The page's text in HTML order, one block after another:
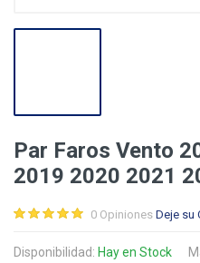
Par Faros Vento
2019 2020 2021
0 Opiniones Deje su
Disponibilidad: Hay en Stock